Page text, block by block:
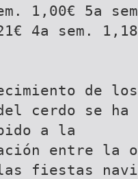
1,00€ 5a
4a sem.
de
cerdo se ha
a la
entre la
fiestas